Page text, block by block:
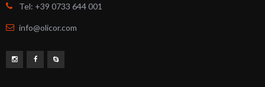
Tel: +39 0733 644 001
info@olicor.com